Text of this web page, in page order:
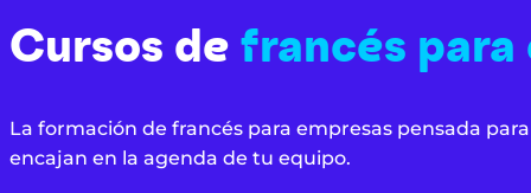
Cursos de francés para
La formación de francés para empresas pensada
encajan en la agenda de tu equipo.